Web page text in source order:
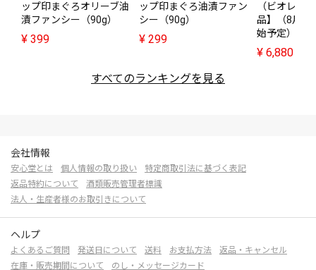
ップ印まぐろオリーブ油
漬ファンシー（90g）
¥ 399
ップ印まぐろ油漬ファン
シー（90g）
¥ 299
（ビオレソ
品】（8月末
始予定）
¥ 6,880
すべてのランキングを見る
会社情報
安心堂とは 個人情報の取り扱い
特定商取引法に基づく表記
返品特約について
酒類販売管理者標識
法人・生産者様のお取引きについて
ヘルプ
よくあるご質問 発送日について 送料 お支払方法
返品・キャンセル
在庫・販売期間について
のし・メッセージカード